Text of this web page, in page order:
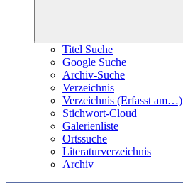
Titel Suche
Google Suche
Archiv-Suche
Verzeichnis
Verzeichnis (Erfasst am…)
Stichwort-Cloud
Galerienliste
Ortssuche
Literaturverzeichnis
Archiv